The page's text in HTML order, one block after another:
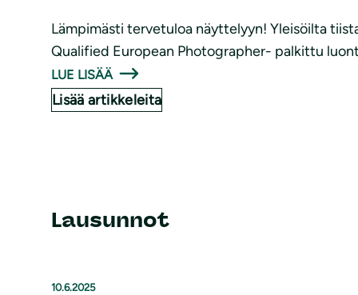
Lämpimästi tervetuloa näyttelyyn! Yleisöilta
Qualified European Photographer- palkittu
LUE LISÄÄ
Lisää artikkeleita
Lausunnot
10.6.2025